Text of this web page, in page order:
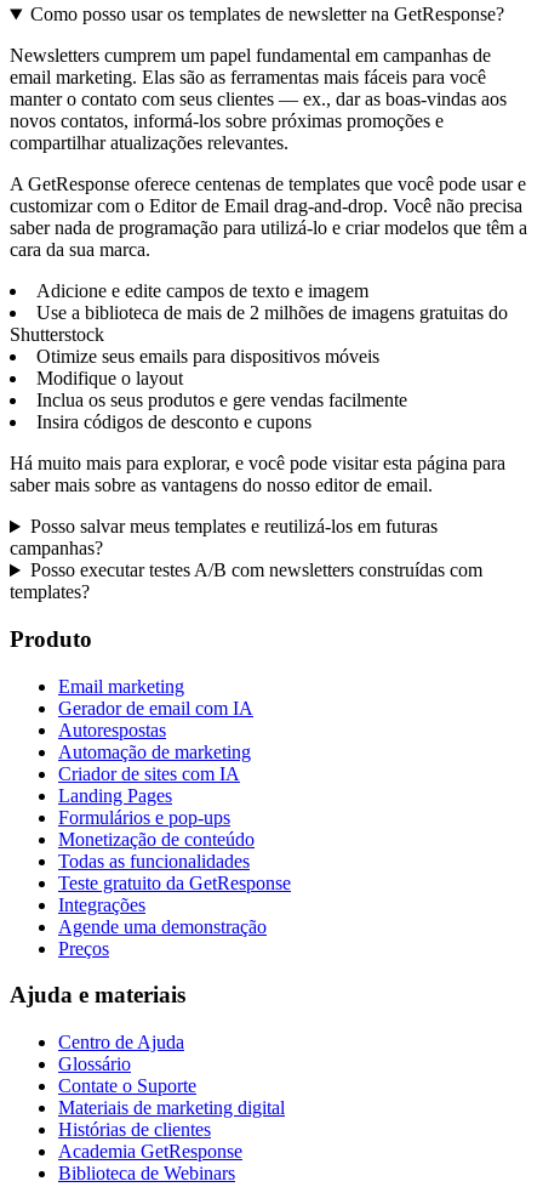
Como posso usar os templates de newsletter na GetResponse?
Newsletters cumprem um papel fundamental em campanhas de
email marketing. Elas são as ferramentas mais fáceis para você
manter o contato com seus clientes — ex., dar as boas-vindas aos
novos contatos, informá-los sobre próximas promoções e
compartilhar atualizações relevantes.
A GetResponse oferece centenas de templates que você pode usar e
customizar com o Editor de Email drag-and-drop. Você não precisa
saber nada de programação para utilizá-lo e criar modelos que têm a
cara da sua marca.
Adicione e edite campos de texto e imagem
Use a biblioteca de mais de 2 milhões de imagens gratuitas do
Shutterstock
Otimize seus emails para dispositivos móveis
Modifique o layout
Inclua os seus produtos e gere vendas facilmente
Insira códigos de desconto e cupons
Há muito mais para explorar, e você pode visitar esta página para
saber mais sobre as vantagens do nosso editor de email.
Posso salvar meus templates e reutilizá-los em futuras
campanhas?
Posso executar testes A/B com newsletters construídas com
templates?
Produto
Email marketing
Gerador de email com IA
Autorespostas
Automação de marketing
Criador de sites com IA
Landing Pages
Formulários e pop-ups
Monetização de conteúdo
Todas as funcionalidades
Teste gratuito da GetResponse
Integrações
Agende uma demonstração
Preços
Ajuda e materiais
Centro de Ajuda
Glossário
Contate o Suporte
Materiais de marketing digital
Histórias de clientes
Academia GetResponse
Biblioteca de Webinars